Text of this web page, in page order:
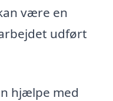
være en
udført
hjælpe med